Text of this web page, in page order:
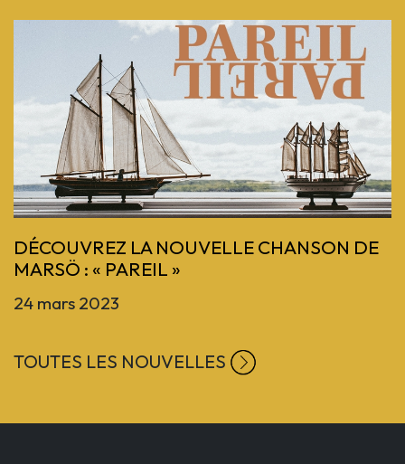
DÉCOUVREZ LA NOUVELLE CHANSON DE
MARSÖ : « PAREIL »
24 mars 2023
Previous
TOUTES LES NOUVELLES